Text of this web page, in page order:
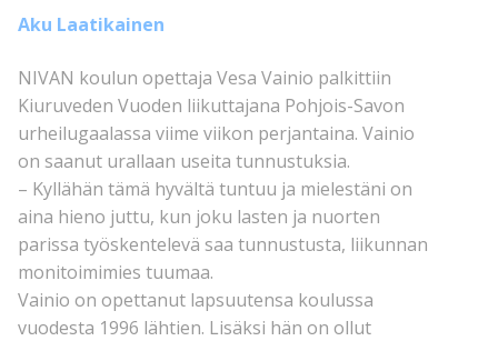
Aku Laatikainen
NIVAN koulun opettaja Vesa Vainio palkittiin
Kiuruveden Vuoden liikuttajana Pohjois-Savon
urheilugaalassa viime viikon perjantaina. Vainio
on saanut urallaan useita tunnustuksia.
– Kyllähän tämä hyvältä tuntuu ja mielestäni on
aina hieno juttu, kun joku lasten ja nuorten
parissa työskentelevä saa tunnustusta, liikunnan
monitoimimies tuumaa.
Vainio on opettanut lapsuutensa koulussa
vuodesta 1996 lähtien. Lisäksi hän on ollut